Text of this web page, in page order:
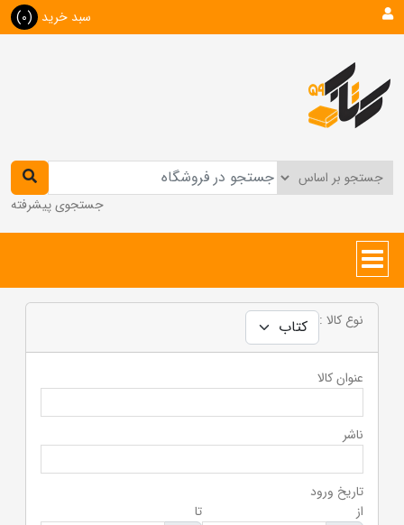
سبد خرید (0)
جستجوی پیشرفته
نوع کالا :
عنوان کالا
ناشر
تاریخ ورود
از
تا